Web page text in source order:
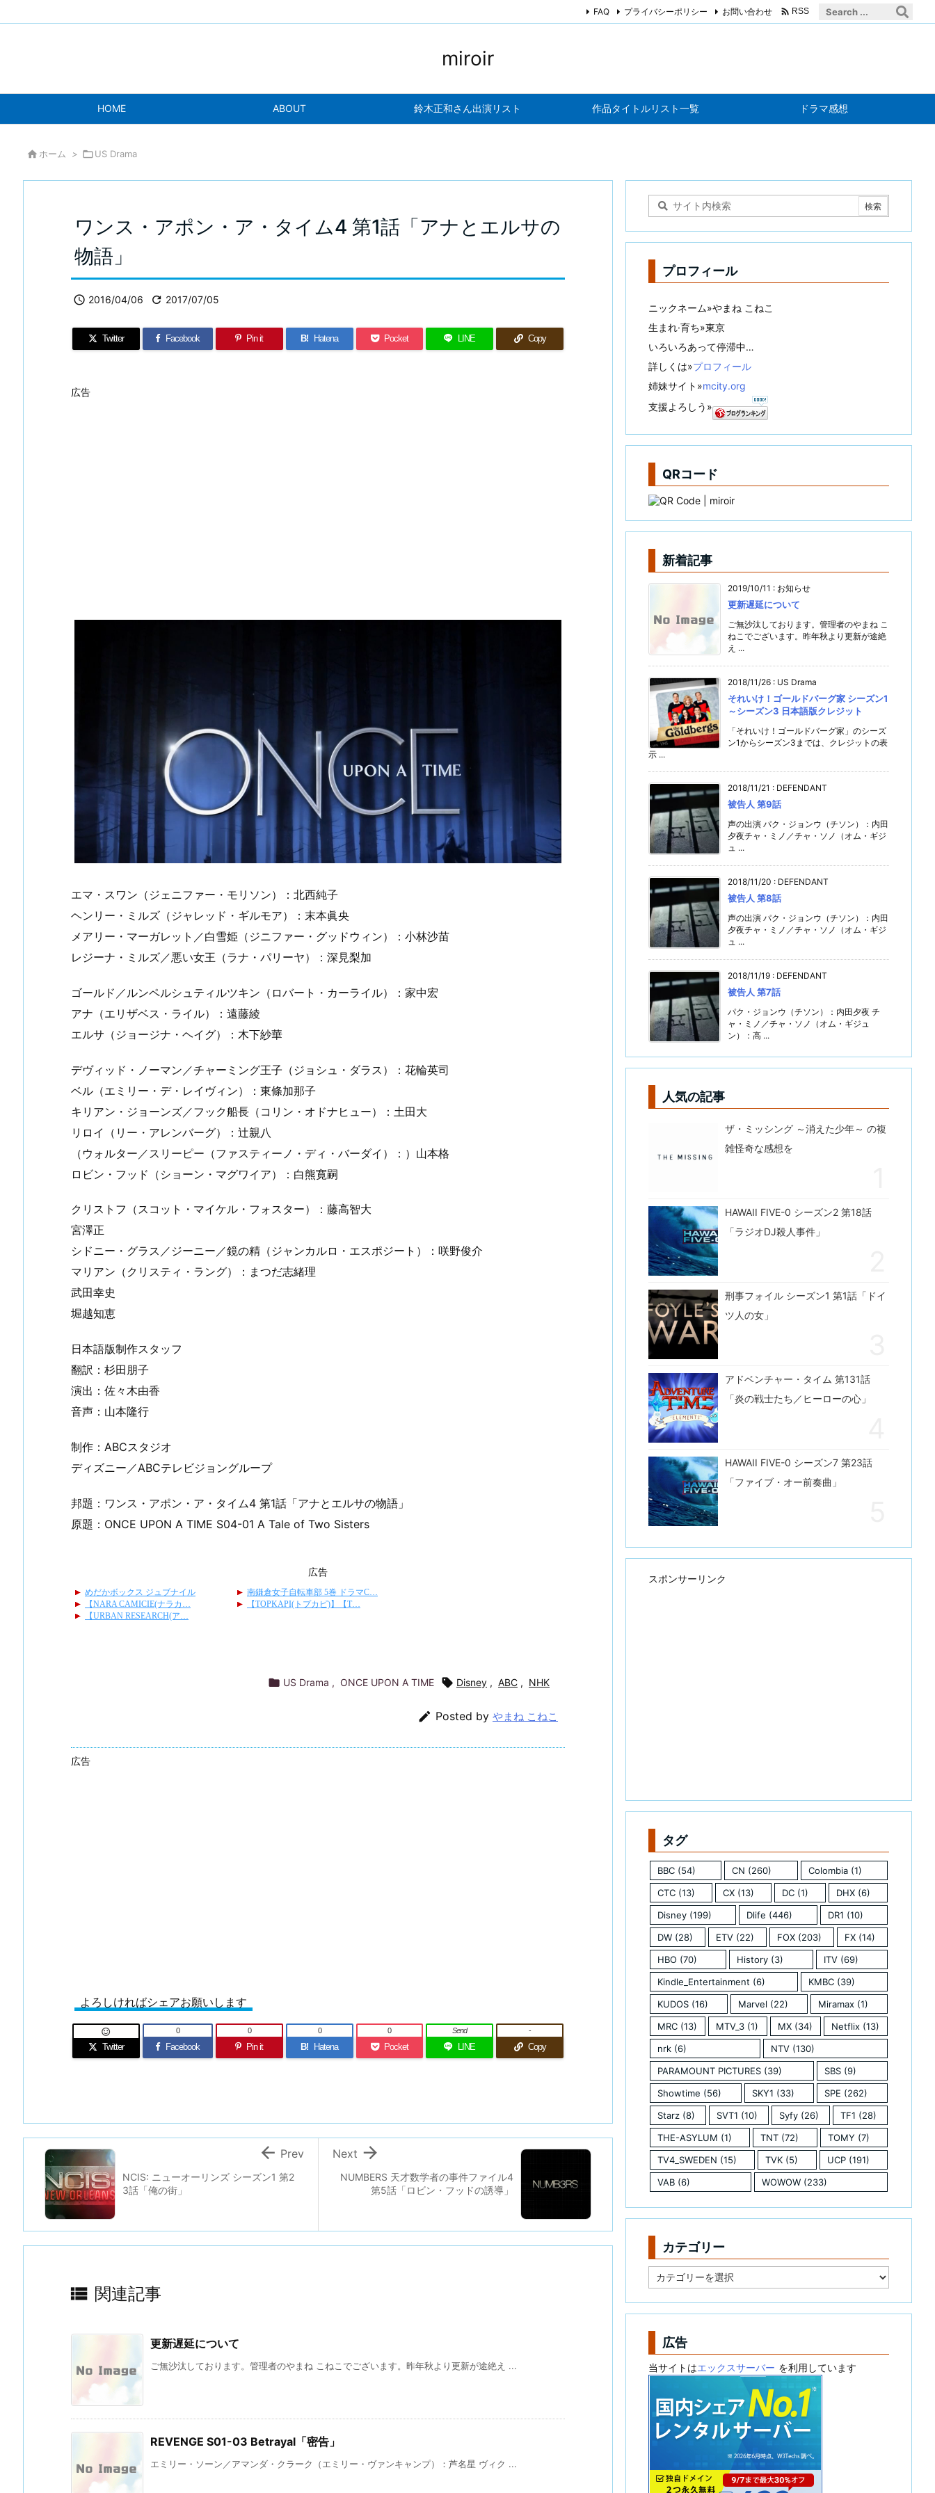
miroir
HOME ABOUT 鈴木正和さん出演リスト 作品タイトルリスト一覧 ドラマ感想
FAQ プライバシーポリシー お問い合わせ  RSS
 ホーム > US Drama
ワンス・アポン・ア・タイム4 第1話「アナとエルサの
物語」
 2016/04/06  2017/07/05
Twitter Facebook Pin it B! Hatena Pocket LINE Copy
広告
エマ・スワン（ジェニファー・モリソン）：北西純子
ヘンリー・ミルズ（ジャレッド・ギルモア）：末本眞央
メアリー・マーガレット／白雪姫（ジニファー・グッドウィン）：小林沙苗
レジーナ・ミルズ／悪い女王（ラナ・パリーヤ）：深見梨加
ゴールド／ルンペルシュティルツキン（ロバート・カーライル）：家中宏
アナ（エリザベス・ライル）：遠藤綾
エルサ（ジョージナ・ヘイグ）：木下紗華
デヴィッド・ノーマン／チャーミング王子（ジョシュ・ダラス）：花輪英司
ベル（エミリー・デ・レイヴィン）：東條加那子
キリアン・ジョーンズ／フック船長（コリン・オドナヒュー）：土田大
リロイ（リー・アレンバーグ）：辻親八
（ウォルター／スリーピー（ファスティーノ・ディ・バーダイ）：）山本格
ロビン・フッド（ショーン・マグワイア）：白熊寛嗣
クリストフ（スコット・マイケル・フォスター）：藤高智大
宮澤正
シドニー・グラス／ジーニー／鏡の精（ジャンカルロ・エスポジート）：咲野俊介
マリアン（クリスティ・ラング）：まつだ志緒理
武田幸史
堀越知恵
日本語版制作スタッフ
翻訳：杉田朋子
演出：佐々木由香
音声：山本隆行
制作：ABCスタジオ
ディズニー／ABCテレビジョングループ
邦題：ワンス・アポン・ア・タイム4 第1話「アナとエルサの物語」
原題：ONCE UPON A TIME S04-01 A Tale of Two Sisters
広告
 US Drama , ONCE UPON A TIME  Disney , ABC , NHK
 Posted by やまね こねこ
広告
よろしければシェアお願いします
Twitter

Facebook
0
Pin it
0
B! Hatena
0
Pocket
0
LINE
Send
Copy
-
NUMBERS 天才数学者の事件ファイル4
第5話「ロビン・フッドの誘導」

Next
NCIS: ニューオーリンズ シーズン1 第2
3話「俺の街」
 Prev
 関連記事
更新遅延について
ご無沙汰しております。管理者のやまね こねこでございます。昨年秋より更新が途絶え ...
REVENGE S01-03 Betrayal「密告」
エミリー・ソーン／アマンダ・クラーク（エミリー・ヴァンキャンプ）：芦名星 ヴィク ...
プロフィール
ニックネーム»やまね こねこ
生まれ·育ち»東京
いろいろあって停滞中…
詳しくは»プロフィール
姉妹サイト»mcity.org
支援よろしう»
QRコード
新着記事
2019/10/11 : お知らせ
更新遅延について
ご無沙汰しております。管理者のやまね こ
ねこでございます。昨年秋より更新が途絶
え ...
2018/11/26 : US Drama
それいけ！ゴールドバーグ家 シーズン1
～シーズン3 日本語版クレジット
「それいけ！ゴールドバーグ家」のシーズ
ン1からシーズン3までは、クレジットの表
示 ...
2018/11/21 : DEFENDANT
被告人 第9話
声の出演 パク・ジョンウ（チソン）：内田
夕夜チャ・ミノ／チャ・ソノ（オム・ギジ
ュ ...
2018/11/20 : DEFENDANT
被告人 第8話
声の出演 パク・ジョンウ（チソン）：内田
夕夜チャ・ミノ／チャ・ソノ（オム・ギジ
ュ ...
2018/11/19 : DEFENDANT
被告人 第7話
パク・ジョンウ（チソン）：内田夕夜 チ
ャ・ミノ／チャ・ソノ（オム・ギジュ
ン）：高 ...
人気の記事
ザ・ミッシング ～消えた少年～ の複
雑怪奇な感想を
HAWAII FIVE-0 シーズン2 第18話
「ラジオDJ殺人事件」
刑事フォイル シーズン1 第1話「ドイ
ツ人の女」
アドベンチャー・タイム 第131話
「炎の戦士たち／ヒーローの心」
HAWAII FIVE-0 シーズン7 第23話
「ファイブ・オー前奏曲」
スポンサーリンク
タグ
BBC (54) CN (260) Colombia(1)
CTC (13) CX (13) DC (1) DHX (6)
Disney (199) Dlife (446) DR1 (10)
DW (28) ETV (22) FOX (203) FX (14)
HBO (70) History (3) ITV(69)
Kindle_Entertainment (6) KMBC (39)
KUDOS (16) Marvel (22) Miramax (1)
MRC (13) MTV_3 (1) MX(34) Netflix(13)
nrk (6) NTV(130)
PARAMOUNT PICTURES (39) SBS(9)
Showtime (56) SKY1 (33) SPE (262)
Starz (8) SVT1 (10) Syfy (26) TF1 (28)
THE-ASYLUM (1) TNT (72) TOMY (7)
TV4_SWEDEN (15) TVK (5) UCP(191)
VAB (6) WOWOW(233)
カテゴリー
テ
リ
広告
当サイトはエックスサーバー を利用しています